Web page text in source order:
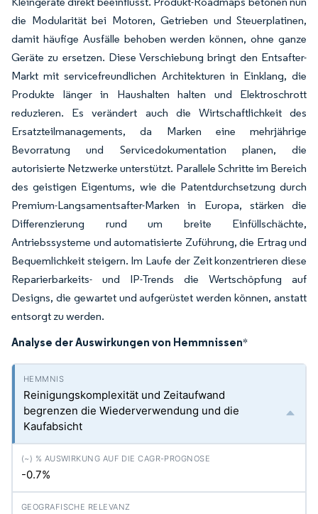
die Modularität bei Motoren, Getrieben und Steuerplatinen,
damit häufige Ausfälle behoben werden können, ohne ganze
Geräte zu ersetzen. Diese Verschiebung bringt den Entsafter-
Markt mit servicefreundlichen Architekturen in Einklang, die
Produkte länger in Haushalten halten und Elektroschrott
reduzieren. Es verändert auch die Wirtschaftlichkeit des
Ersatzteilmanagements, da Marken eine mehrjährige
Bevorratung und Servicedokumentation planen, die
autorisierte Netzwerke unterstützt. Parallele Schritte im Bereich
des geistigen Eigentums, wie die Patentdurchsetzung durch
Premium-Langsamentsafter-Marken in Europa, stärken die
Differenzierung rund um breite Einfüllschächte,
Antriebssysteme und automatisierte Zuführung, die Ertrag und
Bequemlichkeit steigern. Im Laufe der Zeit konzentrieren diese
Reparierbarkeits- und IP-Trends die Wertschöpfung auf
Designs, die gewartet und aufgerüstet werden können, anstatt
entsorgt zu werden.
Analyse der Auswirkungen von Hemmnissen*
Reinigungskomplexität und Zeitaufwand
begrenzen die Wiederverwendung und die
Kaufabsicht
-0.7%